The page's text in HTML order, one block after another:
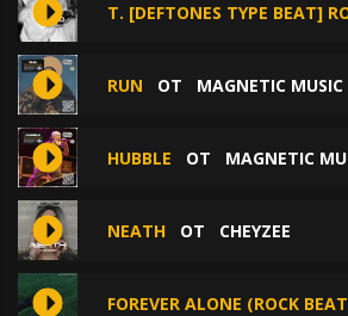
T. [DEFTONES TYPE BEAT]
RUN ОТ MAGNETIC
HUBBLE ОТ MAGNETIC
NEATH ОТ CHEYZEE
FOREVER ALONE (ROCK